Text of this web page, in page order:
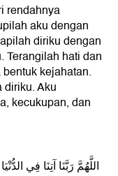
rendahnya
aku dengan
diriku dengan
Terangilah hati dan
kejahatan.
Aku
kecukupan, dan
اللَّهُمَّ رَبَّنَا آتِنَا فِي